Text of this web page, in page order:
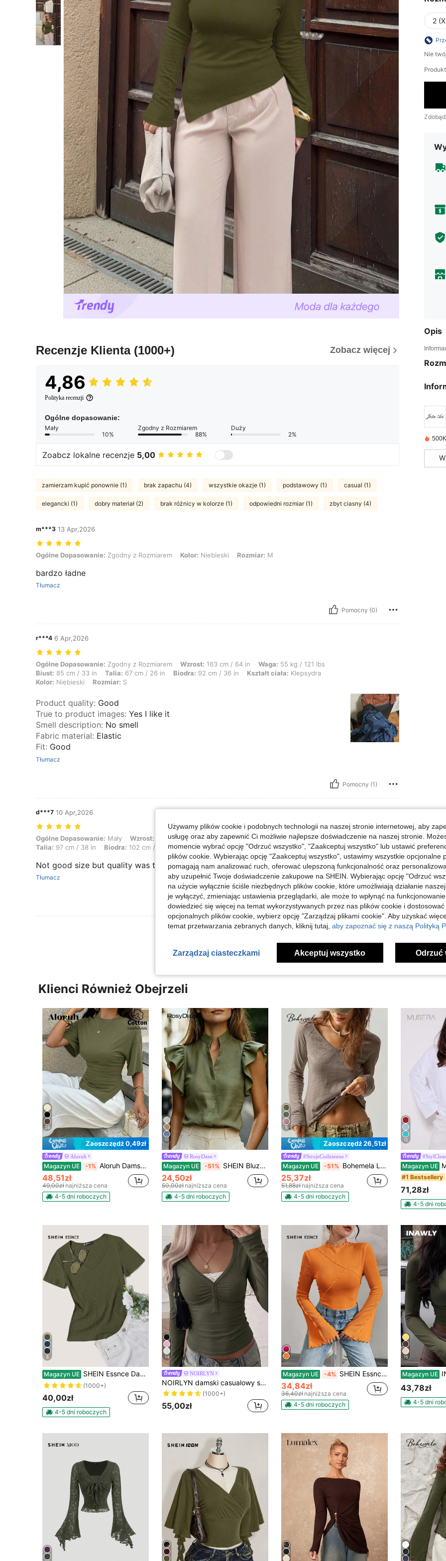
Recenzje Klienta (1000+) Zobacz więcej
4,86
Polityka recenzji
Ogólne dopasowanie:
Mały
10%
Zgodny z Rozmiarem
88%
Duży
2%
Zoabcz lokalne recenzje 5,00
zamierzam kupić ponownie (1) brak zapachu (4) wszystkie okazje (1) podstawowy (1) casual (1)
elegancki (1) dobry materiał (2) brak różnicy w kolorze (1) odpowiedni rozmiar (1) zbyt ciasny (4)
m***3 13 Apr,2026
Ogólne Dopasowanie: Zgodny z Rozmiarem, Kolor: Niebieski, Rozmiar: M
Ogólne Dopasowanie: Zgodny z Rozmiarem Kolor: Niebieski Rozmiar: M
bardzo ładne
Tłumacz
Pomocny (0)
r***4 6 Apr,2026
Ogólne Dopasowanie: Zgodny z Rozmiarem, Wzrost: 163 cm / 64 in, Waga: 55 kg / 121 lbs, Biust: 85 cm / 33 in, Talia: 67 cm / 26 in, Biodra: 92 cm /
Ogólne Dopasowanie: Zgodny z Rozmiarem Wzrost: 163 cm / 64 in Waga: 55 kg / 121 lbs
Biust: 85 cm / 33 in Talia: 67 cm / 26 in Biodra: 92 cm / 36 in Kształt ciała: Klepsydra
Kolor: Niebieski Rozmiar: S
Product quality: Good
True to product images: Yes I like it
Smell description: No smell
Fabric material: Elastic
Fit: Good
Tłumacz
Pomocny (1)
d***7 10 Apr,2026
Ogólne Dopasowanie: Mały, Wzrost: 168 cm / 66 in, Waga: 70 kg / 154 lbs, Biust: 96 cm / 38 in, Talia: 97 cm / 38 in, Biodra: 102 cm / 40 in, Kolor:
Ogólne Dopasowanie: Mały Wzrost: 168 cm / 66 in Waga:70 kg / 154 lbs Biust:96 cm / 38 in
Talia: 97 cm / 38 in Biodra: 102 cm / 40 in Kolor:Brązowy Rozmiar:L
Not good size but quality was to much nice
Tłumacz
Pomocny (1)
Zobacz Więcej Opinii
2
Nie
Opis
Klienci Również Obejrzeli
29
Zaoszczędź 0,49zł
Aloruh
Magazyn UE -1% Aloruh Damska uniwersalna, swobodna, brązowa koszulka, letnia koszulka, koszulka z okrągłym dekoltem, asymetryczna koszulka z marszczeniem w talii
48,51zł
49,00zł najniższa cena
4-5 dni roboczych
11
RosyDaze
Magazyn UE -51% SHEIN Bluzka damska z dekoltem w serek i rękawami typu cap, wygodna tkanina, odpowiednia na wakacje, na co dzień, na co dzień, na plażę, na randkę, na imprezę, na miejskie wakacje, uniwersalna
24,50zł
50,00zł najniższa cena
4-5 dni roboczych
5
Zaoszczędź 26,51zł
#StrojeCodzienne
Magazyn UE -51% Bohemela Luźna koszulka z dekoltem w serek i długim rękawem dla kobiet na wakacje BOHO, swobodna jesień i zima
25,37zł
51,88zł najniższa cena
4-5 dni roboczych
12
Magazyn UE
#1 Bestsellery
71,28zł
4-5 dni
8
Magazyn UE SHEIN Essnce Damska, solidna, krótka bluzka z dekoltem w serek i krótkim rękawem, prosta, codzienna, do noszenia na co dzień
(1000+)
40,00zł
4-5 dni roboczych
14
NOIRLYN
NOIRLYN damski casualowy seksowny top Y2K na jesień, dopasowany, z długim rękawem, dekoltem w serek, gładki z koronkowym kontrastem, odpowiedni do codziennych dojazdów
(1000+)
55,00zł
Magazyn UE -4% SHEIN Essnce Damska, swobodna, jednokolorowa, prążkowana, rozszerzana, dopasowana koszulka z rękawami wykończonymi sałatą, wiosenna
34,84zł
36,40zł najniższa cena
4-5 dni roboczych
15
Magazyn UE
43,78zł
4-5 dni
Używamy plików cookie i podobnych technologii na naszej stronie internetowej, aby
usługę oraz aby zapewnić Ci możliwie najlepsze doświadczenie na naszej stronie.
momencie wybrać opcję "Odrzuć wszystko", "Zaakceptuj wszystko" lub ustawić
plików cookie. Wybierając opcję "Zaakceptuj wszystko", ustawimy wszystkie opcjonalne
pomagają nam analizować ruch, oferować ulepszoną funkcjonalność oraz
aby uzupełnić Twoje doświadczenie zakupowe na SHEIN. Wybierając opcję "Odrzuć
na użycie wyłącznie ściśle niezbędnych plików cookie, które umożliwiają działanie
je wyłączyć, zmieniając ustawienia przeglądarki, ale może to wpłynąć na
dowiedzieć się więcej na temat wykorzystywanych przez nas plików cookie i
opcjonalnych plików cookie, wybierz opcję "Zarządzaj plikami cookie". Aby uzyskać
temat przetwarzania zebranych danych, kliknij tutaj, aby zapoznać się z naszą Polityką
Zarządzaj ciasteczkami Akceptuj wszystko Odrzuć